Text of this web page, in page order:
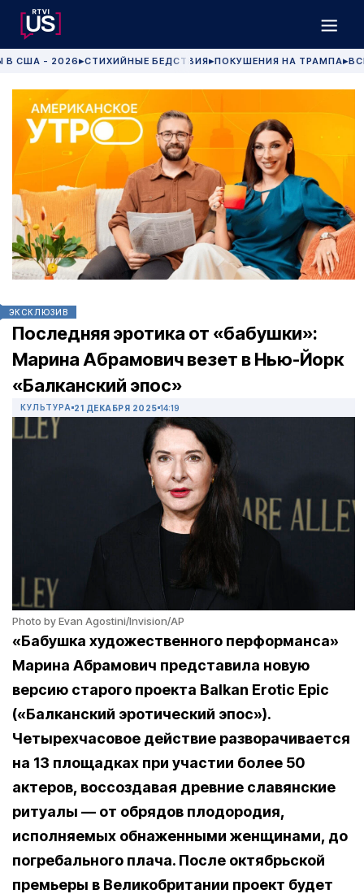
В США - 2026 ▶СТИХИЙНЫЕ БЕДСТВИЯ▶ПОКУШЕНИЯ НА ТРАМПА▶
ЭКСКЛЮЗИВ
Последняя эротика от «бабушки»:
Марина Абрамович везет в Нью-Йорк
«Балканский эпос»
КУЛЬТУРА 21 ДЕКАБРЯ 2025 14:19
Photo by Evan Agostini/Invision/AP
«Бабушка художественного перформанса»
Марина Абрамович представила новую
версию старого проекта Balkan Erotic Epiс
(«Балканский эротический эпос»).
Четырехчасовое действие разворачивается
на 13 площадках при участии более 50
актеров, воссоздавая древние славянские
ритуалы — от обрядов плодородия,
исполняемых обнаженными женщинами, до
погребального плача. После октябрьской
премьеры в Великобритании проект будет